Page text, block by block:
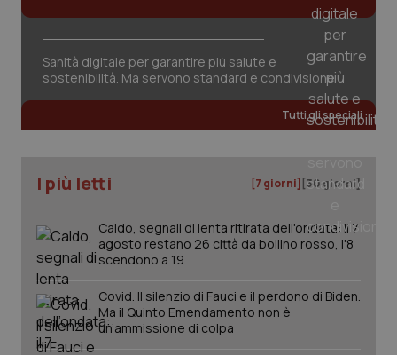
Sanità digitale per garantire più salute e
sostenibilità. Ma servono standard e condivisione
Tutti gli speciali
I più letti [7 giorni] [30 giorni]
Caldo, segnali di lenta ritirata dell'ondata: il 7
agosto restano 26 città da bollino rosso, l'8
scendono a 19
Covid. Il silenzio di Fauci e il perdono di Biden.
Ma il Quinto Emendamento non è
un’ammissione di colpa
.quotidianosanita.it
mese